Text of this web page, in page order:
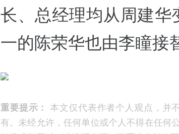
长、总经理均从周建华
一的陈荣华也由李瞳接
重要提示：
本文仅代表作者个人观点，并
有。未经允许，任何单位或个人不得在任何